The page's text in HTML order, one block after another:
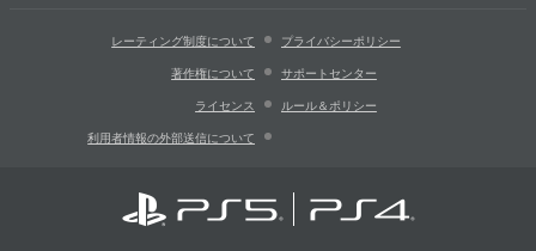
レーティング制度について プライバシーポリシー
著作権について サポートセンター
ライセンス ルール＆ポリシー
利用者情報の外部送信について